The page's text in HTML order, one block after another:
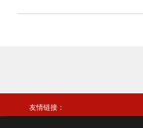
友情链接：